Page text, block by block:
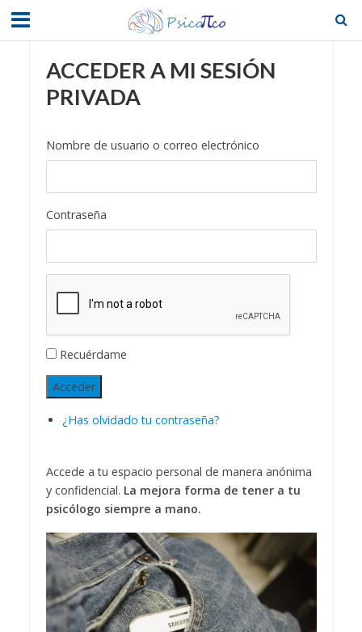
ACCEDER A MI SESIÓN
PRIVADA
Nombre de usuario o correo electrónico
Contraseña
Recuérdame
Acceder
¿Has olvidado tu contraseña?
Accede a tu espacio personal de manera anónima
y confidencial. La mejora forma de tener a tu
psicólogo siempre a mano.